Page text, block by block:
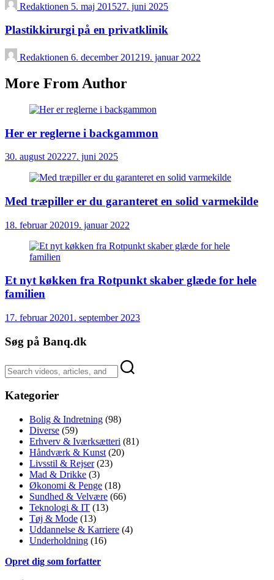
Redaktionen 5. maj 201527. juni 2025
Plastikkirurgi på en privatklinik
Redaktionen 6. december 201219. januar 2022
More From Author
Her er reglerne i backgammon
30. august 202227. juni 2025
Med træpiller er du garanteret en solid varmekilde
18. februar 202019. januar 2022
Et nyt køkken fra Rotpunkt skaber glæde for hele
familien
17. februar 20201. september 2023
Søg på Banq.dk
Kategorier
Bolig & Indretning (98)
Diverse (59)
Erhverv & Iværksætteri (81)
Håndværk & Kunst (20)
Livsstil & Rejser(23)
Mad & Drikke (3)
Økonomi & Penge (18)
Sundhed & Velvære (66)
Teknologi & IT (13)
Tøj & Mode (13)
Uddannelse & Karriere (4)
Underholdning (16)
Opret dig som forfatter